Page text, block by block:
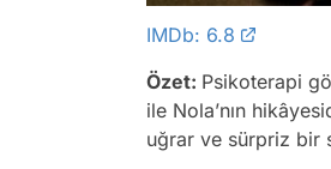
IMDb: 6.8
Özet: Psikoterapi
ile Nola’nın
uğrar ve sürpriz bir